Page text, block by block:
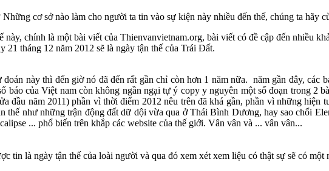
cơ sở nào làm cho người ta tin vào sự kiện này nhiều đến thế, chúng ta hãy
chính là một bài viết của Thienvanvietnam.org, bài viết có đề cập đến nhiều
tháng 12 năm 2012 sẽ là ngày tận thế của Trái Đất.
này thì đến giờ nó đã đến rất gần chỉ còn hơn 1 năm nữa. năm gần đây, các
báo của Việt nam còn không ngần ngại tự ý copy y nguyên một số đoạn trong 2
đầu năm 2011) phần vì thời điểm 2012 nêu trên đã khá gần, phần vì những hiện
như những trận động đất dữ dội vừa qua ở Thái Bình Dương, hay sao chổi
... phổ biến trên khắp các website của thế giới. Vân vân và ... vân vân...
tin là ngày tận thế của loài người và qua đó xem xét xem liệu có thật sự sẽ có một